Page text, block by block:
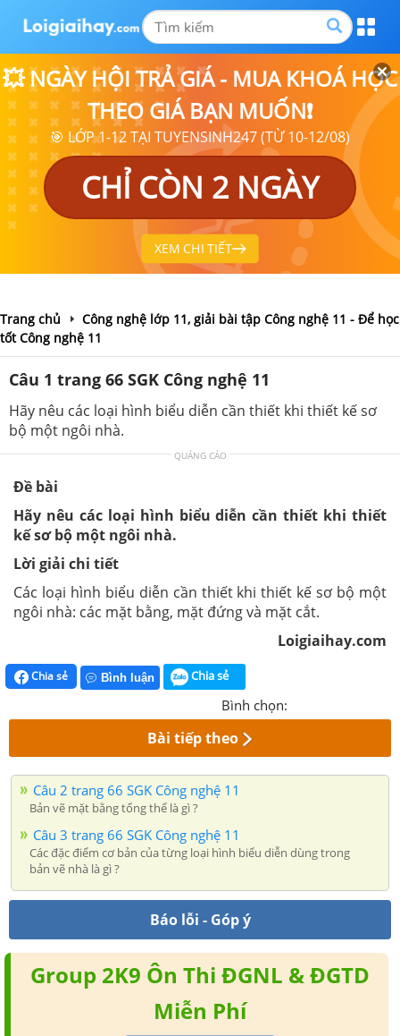
💥 NGÀY HỘI TRẢ GIÁ - MUA KHOÁ HỌC
THEO GIÁ BẠN MUỐN❗
🎯 LỚP 1-12 TẠI TUYENSINH247 (TỪ 10-12/08)
CHỈ CÒN 2 NGÀY
XEM CHI TIẾT
Trang chủ
Công nghệ lớp 11, giải bài tập Công nghệ 11 - Để học
tốt Công nghệ 11
Câu 1 trang 66 SGK Công nghệ 11
Hãy nêu các loại hình biểu diễn cần thiết khi thiết kế sơ
bộ một ngôi nhà.
QUẢNG CÁO
Đề bài
Hãy nêu các loại hình biểu diễn cần thiết khi thiết
kế sơ bộ một ngôi nhà.
Lời giải chi tiết
Các loại hình biểu diễn cần thiết khi thiết kế sơ bộ một
ngôi nhà: các mặt bằng, mặt đứng và mặt cắt.
Loigiaihay.com
Chia sẻ Bình luận Chia sẻ
Bình chọn:
Bài tiếp theo
Câu 2 trang 66 SGK Công nghệ 11
Bản vẽ mặt bằng tổng thể là gì ?
Câu 3 trang 66 SGK Công nghệ 11
Các đặc điểm cơ bản của từng loại hình biểu diễn dùng trong
bản vẽ nhà là gì ?
Báo lỗi - Góp ý
Group 2K9 Ôn Thi ĐGNL & ĐGTD
Miễn Phí